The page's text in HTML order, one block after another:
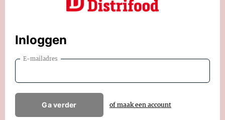
Inloggen
E-mailadres
Ga verder of maak een account